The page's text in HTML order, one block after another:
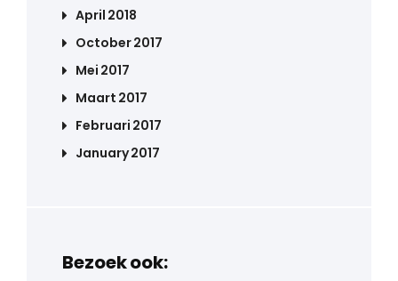
April 2018
October 2017
Mei 2017
Maart 2017
Februari 2017
January 2017
Bezoek ook: